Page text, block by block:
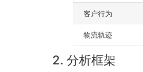
客户行为
物流轨迹
2. 分析框架